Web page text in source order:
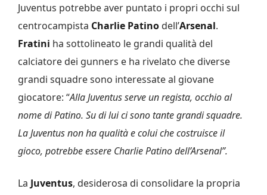
Juventus potrebbe aver puntato i propri occhi sul
centrocampista Charlie Patino dell’Arsenal.
Fratini ha sottolineato le grandi qualità del
calciatore dei gunners e ha rivelato che diverse
grandi squadre sono interessate al giovane
giocatore: “Alla Juventus serve un regista, occhio al
nome di Patino. Su di lui ci sono tante grandi squadre.
La Juventus non ha qualità e colui che costruisce il
gioco, potrebbe essere Charlie Patino dell’Arsenal”.
La Juventus, desiderosa di consolidare la propria